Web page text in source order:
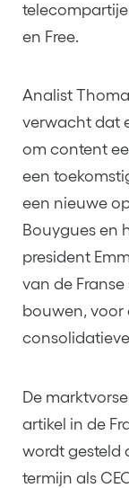
en Free.
Analist
verwacht dat
om content
een
een nieuwe
Bouygues en
president
van de
bouwen,
De
artikel in de
wordt gesteld
termijn als